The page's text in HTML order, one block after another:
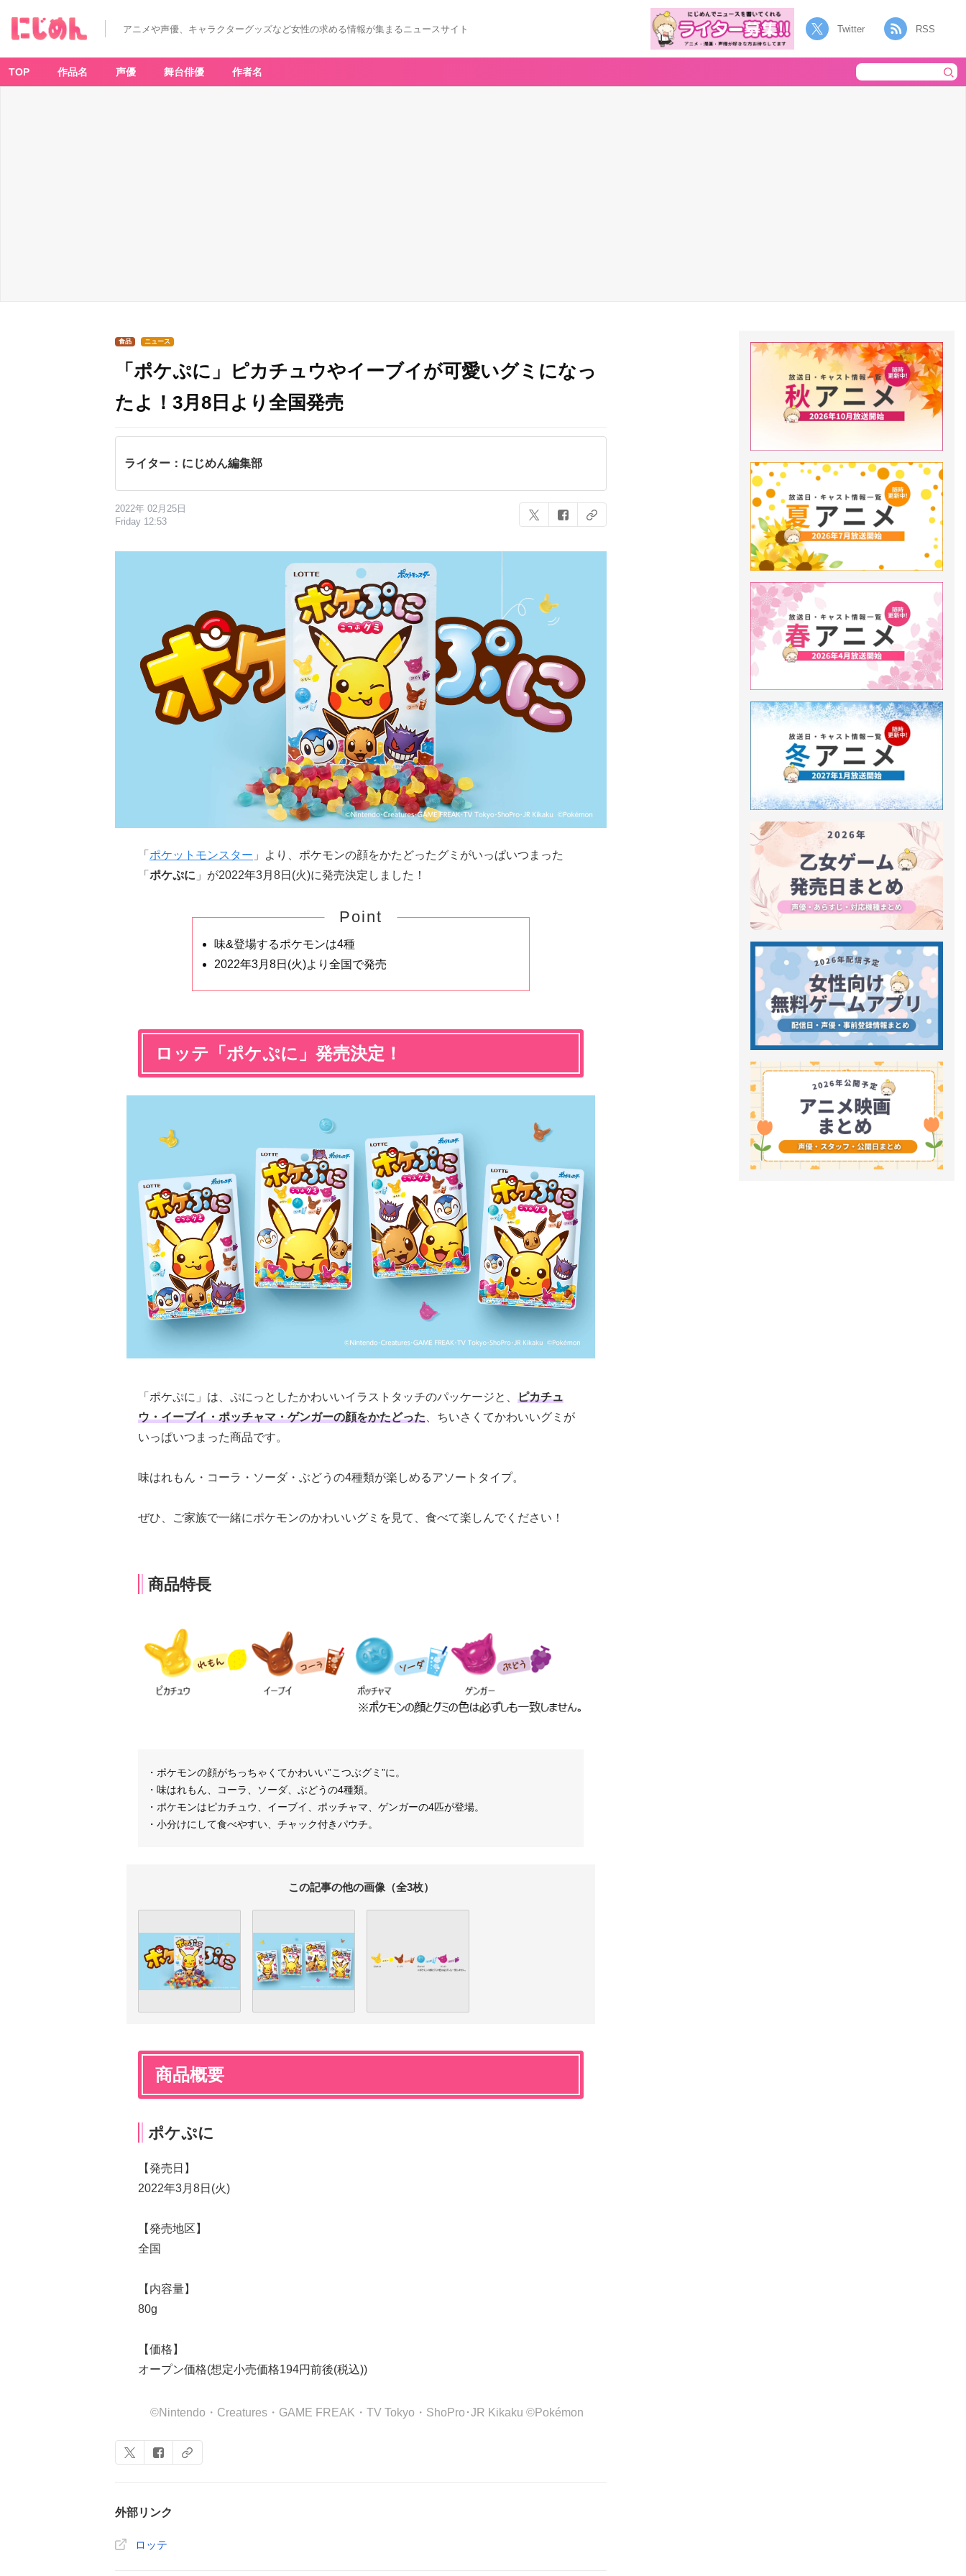
アニメや声優、キャラクターグッズなど女性の求める情報が集まるニュースサイト Twitter RSS
TOP 作品名 声優 舞台俳優 作者名
食品 ニュース
「ポケぷに」ピカチュウやイーブイが可愛いグミになっ
たよ！3月8日より全国発売
ライター：にじめん編集部
2022年 02月25日
Friday 12:53
「 ポケットモンスター 」より、ポケモンの顔をかたどったグミがいっぱいつまった
「 ポケぷに 」が2022年3月8日(火)に発売決定しました！
Point
味&登場するポケモンは4種
2022年3月8日(火)より全国で発売
ロッテ「ポケぷに」発売決定！
「ポケぷに」は、ぷにっとしたかわいいイラストタッチのパッケージと、 ピカチュ
ウ・イーブイ・ポッチャマ・ゲンガーの顔をかたどった、ちいさくてかわいいグミが
いっぱいつまった商品です。
味はれもん・コーラ・ソーダ・ぶどうの4種類が楽しめるアソートタイプ。
ぜひ、ご家族で一緒にポケモンのかわいいグミを見て、食べて楽しんでください！
商品特長
・ポケモンの顔がちっちゃくてかわいい”こつぶグミ”に。
・味はれもん、コーラ、ソーダ、ぶどうの4種類。
・ポケモンはピカチュウ、イーブイ、ポッチャマ、ゲンガーの4匹が登場。
・小分けにして食べやすい、チャック付きパウチ。
この記事の他の画像（全3枚）
商品概要
ポケぷに
【発売日】
2022年3月8日(火)
【発売地区】
全国
【内容量】
80g
【価格】
オープン価格(想定小売価格194円前後(税込))
©Nintendo・Creatures・GAME FREAK・TV Tokyo・ShoPro･JR Kikaku ©Pokémon
外部リンク
ロッテ